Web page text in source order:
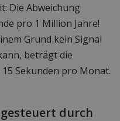
Die Abweichung
pro 1 Million Jahre!
Grund kein Signal
beträgt die
Sekunden pro Monat.
gesteuert durch